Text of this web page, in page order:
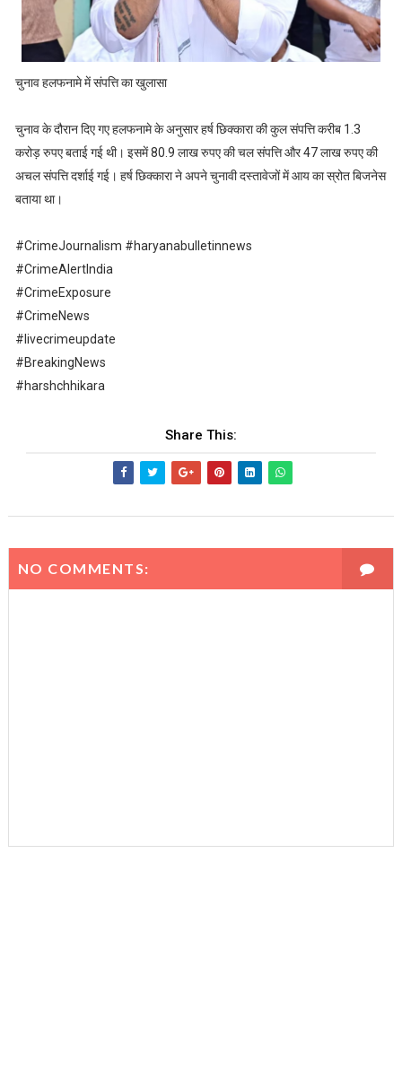
चुनाव हलफनामे में संपत्ति का खुलासा
चुनाव के दौरान दिए गए हलफनामे के अनुसार हर्ष छिक्कारा की कुल संपत्ति करीब 1.3
करोड़ रुपए बताई गई थी। इसमें 80.9 लाख रुपए की चल संपत्ति और 47 लाख रुपए की
अचल संपत्ति दर्शाई गई। हर्ष छिक्कारा ने अपने चुनावी दस्तावेजों में आय का स्रोत बिजनेस
बताया था।
#CrimeJournalism #haryanabulletinnews
#CrimeAlertIndia
#CrimeExposure
#CrimeNews
#livecrimeupdate
#BreakingNews
#harshchhikara
Share This:
NO COMMENTS: